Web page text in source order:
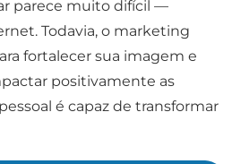
parece muito difícil —
Todavia, o marketing
fortalecer sua imagem e
positivamente as
é capaz de transformar